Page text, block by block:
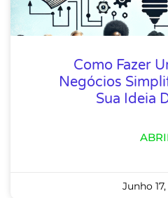
Como Fazer
Negócios
Sua Ideia
Junho